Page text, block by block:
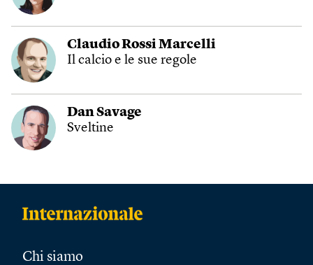
Claudio Rossi Marcelli
Il calcio e le sue regole
Dan Savage
Sveltine
Chi siamo